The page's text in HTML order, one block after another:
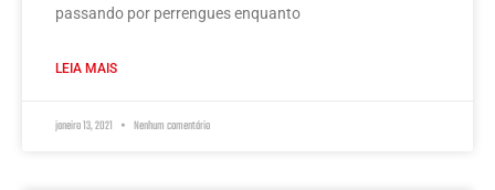
passando por perrengues enquanto
LEIA MAIS
janeiro 13, 2021 Nenhum comentário